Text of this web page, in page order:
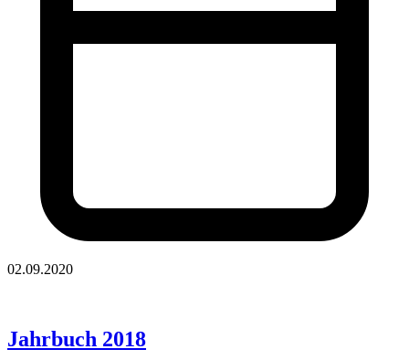
02.09.2020
Jahrbuch 2018